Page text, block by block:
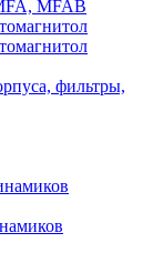
MFAB
фильтры,